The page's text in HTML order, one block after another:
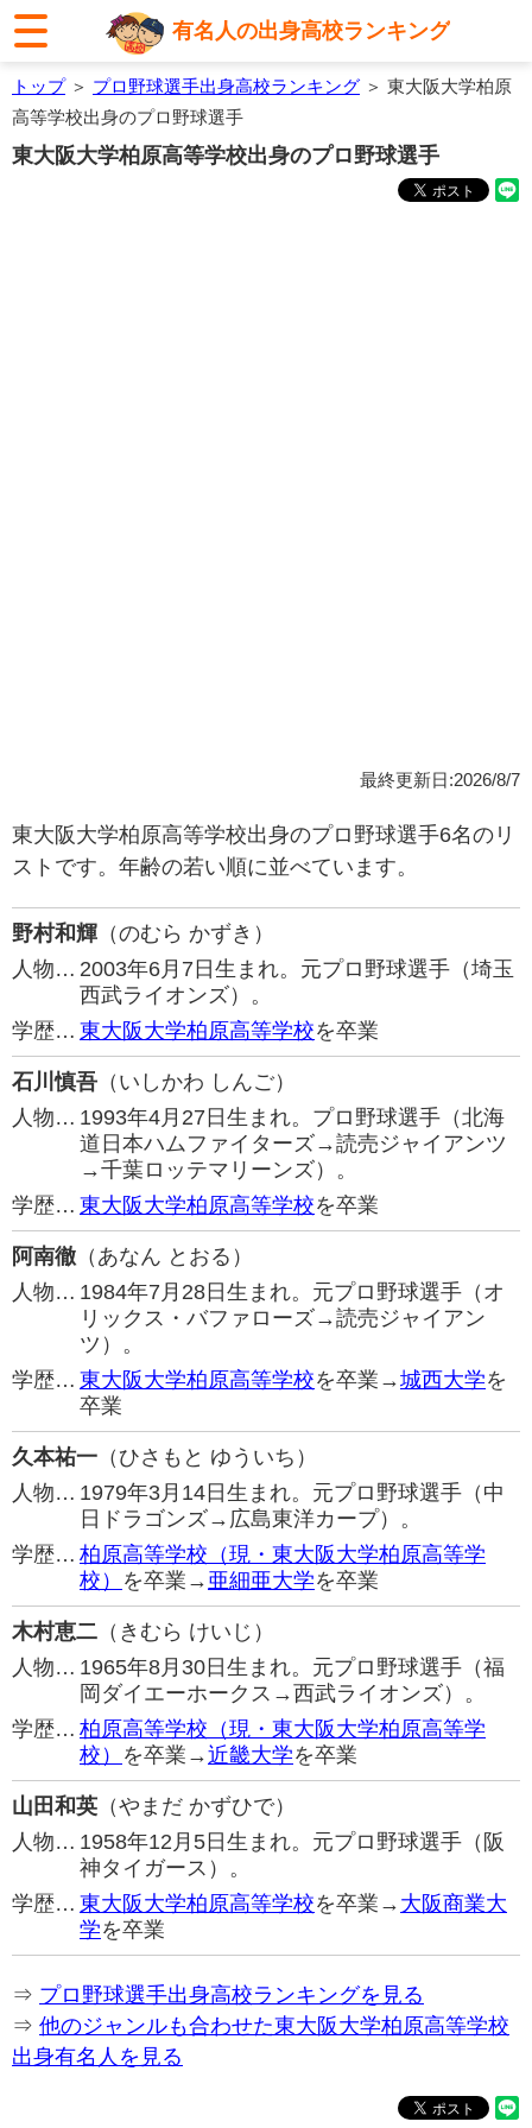
有名人の出身高校ランキング
トップ＞ プロ野球選手出身高校ランキング ＞ 東大阪大学柏原
高等学校出身のプロ野球選手
東大阪大学柏原高等学校出身のプロ野球選手
最終更新日:2026/8/7
東大阪大学柏原高等学校出身のプロ野球選手6名のリ
ストです。年齢の若い順に並べています。
野村和輝 （のむら かずき）
人物… 2003年6月7日生まれ。元プロ野球選手（埼玉
西武ライオンズ）。
学歴… 東大阪大学柏原高等学校を卒業
石川慎吾 （いしかわ しんご）
人物… 1993年4月27日生まれ。プロ野球選手（北海
道日本ハムファイターズ→読売ジャイアンツ
→千葉ロッテマリーンズ）。
学歴… 東大阪大学柏原高等学校を卒業
阿南徹 （あなん とおる）
人物… 1984年7月28日生まれ。元プロ野球選手（オ
リックス・バファローズ→読売ジャイアン
ツ）。
学歴… 東大阪大学柏原高等学校を卒業→城西大学を
卒業
久本祐一 （ひさもと ゆういち）
人物… 1979年3月14日生まれ。元プロ野球選手（中
日ドラゴンズ→広島東洋カープ）。
学歴… 柏原高等学校（現・東大阪大学柏原高等学
校） を卒業→ 亜細亜大学を卒業
木村恵二 （きむら けいじ）
人物… 1965年8月30日生まれ。元プロ野球選手（福
岡ダイエーホークス→西武ライオンズ）。
学歴… 柏原高等学校（現・東大阪大学柏原高等学
校） を卒業→近畿大学を卒業
山田和英 （やまだ かずひで）
人物… 1958年12月5日生まれ。元プロ野球選手（阪
神タイガース）。
学歴… 東大阪大学柏原高等学校を卒業→ 大阪商業大
学を卒業
⇒ プロ野球選手出身高校ランキングを見る
⇒ 他のジャンルも合わせた東大阪大学柏原高等学校
出身有名人を見る